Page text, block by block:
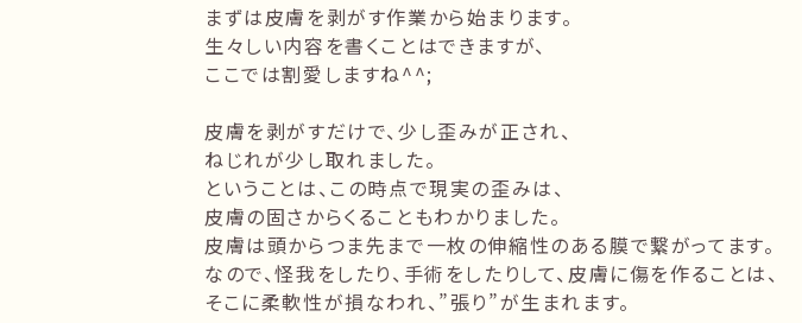
まずは皮膚を剥がす作業から始まります。
生々しい内容を書くことはできますが、
ここでは割愛しますね^^;
皮膚を剥がすだけで、少し歪みが正され、
ねじれが少し取れました。
ということは、この時点で現実の歪みは、
皮膚の固さからくることもわかりました。
皮膚は頭からつま先まで一枚の伸縮性のある膜で繋がってます。
なので、怪我をしたり、手術をしたりして、皮膚に傷を作ることは、
そこに柔軟性が損なわれ、”張り”が生まれます。